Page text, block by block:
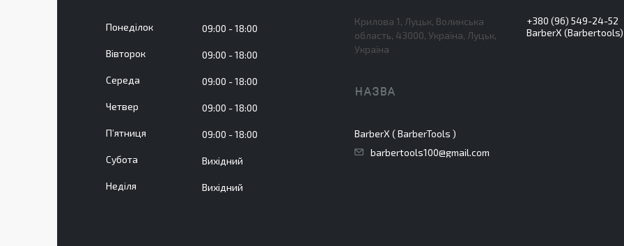
Понеділок 09:00 18:00
Вівторок 09:00 18:00
Середа 09:00 18:00
Четвер 09:00 18:00
Пʼятниця 09:00 18:00
Субота Вихідний
Неділя Вихідний
Крилова 1, Луцьк, Волинська
область, 43000, Україна, Луцьк,
Україна
BarberX ( BarberTools )
barbertools100@gmail.com
+380 (96) 549-24-52
BarberX (Barbertools)